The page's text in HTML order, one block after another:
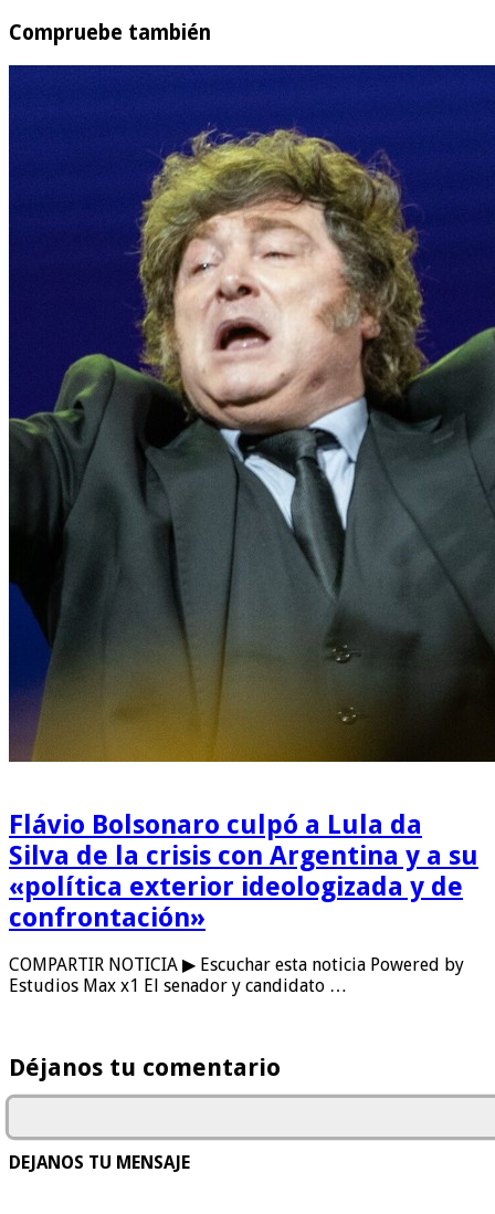
Compruebe también
Flávio Bolsonaro culpó a Lula da
Silva de la crisis con Argentina y a su
«política exterior ideologizada y de
confrontación»
COMPARTIR NOTICIA ▶ Escuchar esta noticia Powered by
Estudios Max x1 El senador y candidato …
Déjanos tu comentario
DEJANOS TU MENSAJE